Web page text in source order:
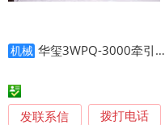
机械 华玺3WPQ-3000牵引式喷药机玉米喷药机大型高杆打药机喷杆式喷雾器农用喷药车
发联系信 拨打电话